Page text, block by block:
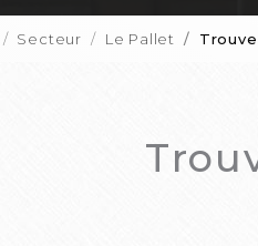
Secteur Le Pallet